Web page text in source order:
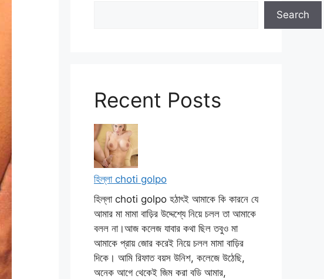
Search
Recent Posts
হিল্লা choti golpo
হিল্লা choti golpo হঠাৎই আমাকে কি কারনে যে
আমার মা মামা বাড়ির উদ্দেশ্যে নিয়ে চলল তা আমাকে
বলল না।আজ কলেজ যাবার কথা ছিল তবুও মা
আমাকে প্রায় জোর করেই নিয়ে চলল মামা বাড়ির
দিকে। আমি রিফাত বয়স উনিশ, কলেজে উঠেছি,
অনেক আগে থেকেই জিম করা বডি আমার,